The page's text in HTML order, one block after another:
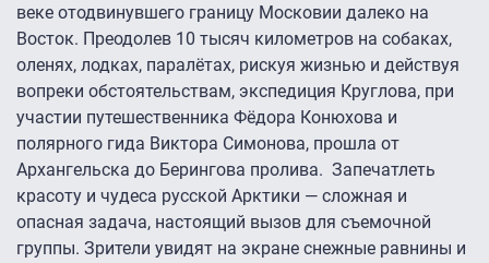
веке отодвинувшего границу Московии далеко на
Восток. Преодолев 10 тысяч километров на собаках,
оленях, лодках, паралётах, рискуя жизнью и действуя
вопреки обстоятельствам, экспедиция Круглова, при
участии путешественника Фёдора Конюхова и
полярного гида Виктора Симонова, прошла от
Архангельска до Берингова пролива. Запечатлеть
красоту и чудеса русской Арктики — сложная и
опасная задача, настоящий вызов для съемочной
группы. Зрители увидят на экране снежные равнины и